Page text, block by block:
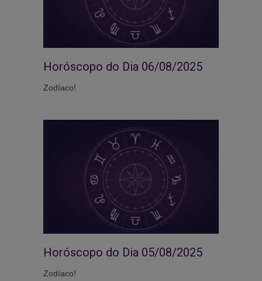
Horóscopo do Dia 06/08/2025
Zodíaco!
Horóscopo do Dia 05/08/2025
Zodíaco!